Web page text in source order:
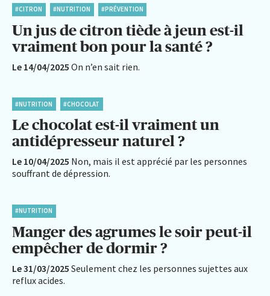
#CITRON #NUTRITION #PRÉVENTION
Un jus de citron tiède à jeun est-il
vraiment bon pour la santé ?
Le 14/04/2025 On n’en sait rien.
#NUTRITION #CHOCOLAT
Le chocolat est-il vraiment un
antidépresseur naturel ?
Le 10/04/2025 Non, mais il est apprécié par les personnes
souffrant de dépression.
#NUTRITION
Manger des agrumes le soir peut-il
empêcher de dormir ?
Le 31/03/2025 Seulement chez les personnes sujettes aux
reflux acides.